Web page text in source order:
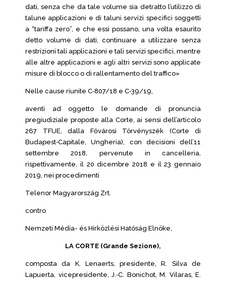
dati, senza che da tale volume sia detratto l’utilizzo di
talune applicazioni e di taluni servizi specifici soggetti
a “tariffa zero”, e che essi possano, una volta esaurito
detto volume di dati, continuare a utilizzare senza
restrizioni tali applicazioni e tali servizi specifici, mentre
alle altre applicazioni e agli altri servizi sono applicate
misure di blocco o di rallentamento del traffico»
Nelle cause riunite C‑807/18 e C‑39/19,
aventi ad oggetto le domande di pronuncia
pregiudiziale proposte alla Corte, ai sensi dell’articolo
267 TFUE, dalla Fővárosi Törvényszék (Corte di
Budapest‑Capitale, Ungheria), con decisioni dell’11
settembre 2018, pervenute in cancelleria,
rispettivamente, il 20 dicembre 2018 e il 23 gennaio
2019, nei procedimenti
Telenor Magyarország Zrt.
contro
Nemzeti Média- és Hírközlési Hatóság Elnöke,
LA CORTE (Grande Sezione),
composta da K. Lenaerts, presidente, R. Silva de
Lapuerta, vicepresidente, J.‑C. Bonichot, M. Vilaras, E.